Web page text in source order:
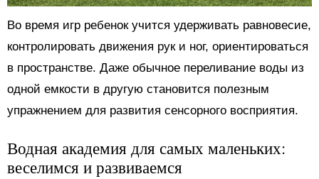
Во время игр ребенок учится удерживать равновесие,
контролировать движения рук и ног, ориентироваться
в пространстве. Даже обычное переливание воды из
одной емкости в другую становится полезным
упражнением для развития сенсорного восприятия.
Водная академия для самых маленьких:
веселимся и развиваемся